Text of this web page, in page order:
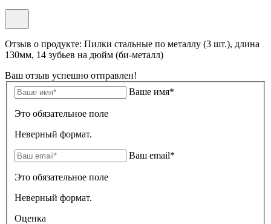
Отзыв о продукте: Пилки стальные по металлу (3 шт.), длина
130мм, 14 зубьев на дюйм (би-металл)
Ваш отзыв успешно отправлен!
Ваше имя*
Это обязательное поле
Неверный формат.
Ваш email*
Это обязательное поле
Неверный формат.
Оценка